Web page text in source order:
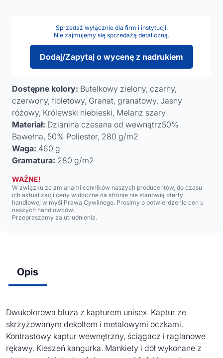
Sprzedaż wyłącznie dla firm i instytucji.
Nie zajmujemy się sprzedażą detaliczną.
Dodaj/Zapytaj o wycenę z nadrukiem
Dostępne kolory: Butelkowy zielony, czarny,
czerwony, fioletowy, Granat, granatowy, Jasny
różowy, Królewski niebieski, Melanż szary
Materiał: Dzianina czesana od wewnątrz50%
Bawełna, 50% Poliester, 280 g/m2
Waga: 460 g
Gramatura: 280 g/m2
WAŻNE!
W związku ze zmianami cenników naszych producentów, do czasu
ich aktualizacji ceny widoczne na stronie nie stanowią oferty
handlowej w myśl Prawa Cywilnego. Prosimy o potwierdzenie cen u
naszych handlowców.
Przepraszamy za utrudnienia.
Opis
Dwukolorowa bluza z kapturem unisex. Kaptur ze
skrzyżowanym dekoltem i metalowymi oczkami.
Kontrastowy kaptur wewnętrzny, ściągacz i raglanowe
rękawy. Kieszeń kangurka. Mankiety i dół wykonane z